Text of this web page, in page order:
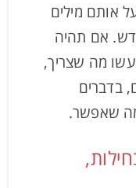
אותם מילים
אם תהיה
מה שצריך,
בדברים
שאפשר.